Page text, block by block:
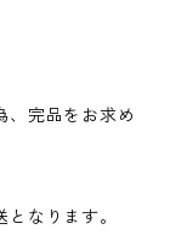
完品をお求め
なります。